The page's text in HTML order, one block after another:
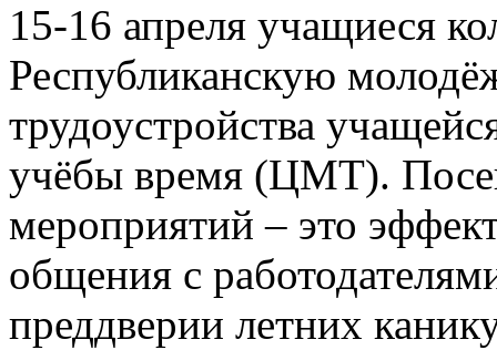
15-16 апреля учащиеся
Республиканскую
трудоустройства
учёбы время (ЦМТ).
мероприятий – это
общения с
преддверии летних